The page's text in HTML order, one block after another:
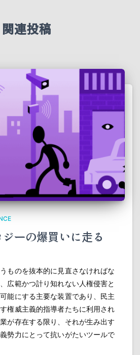
関連投稿
ーの爆買いに走る
ものを抜本的に見直さなければな
広範かつ計り知れない人権侵害と
能にする主要な装置であり、民主
権威主義的指導者たちに利用され
が存在する限り、それが生み出す
勢力にとって抗いがたいツールで